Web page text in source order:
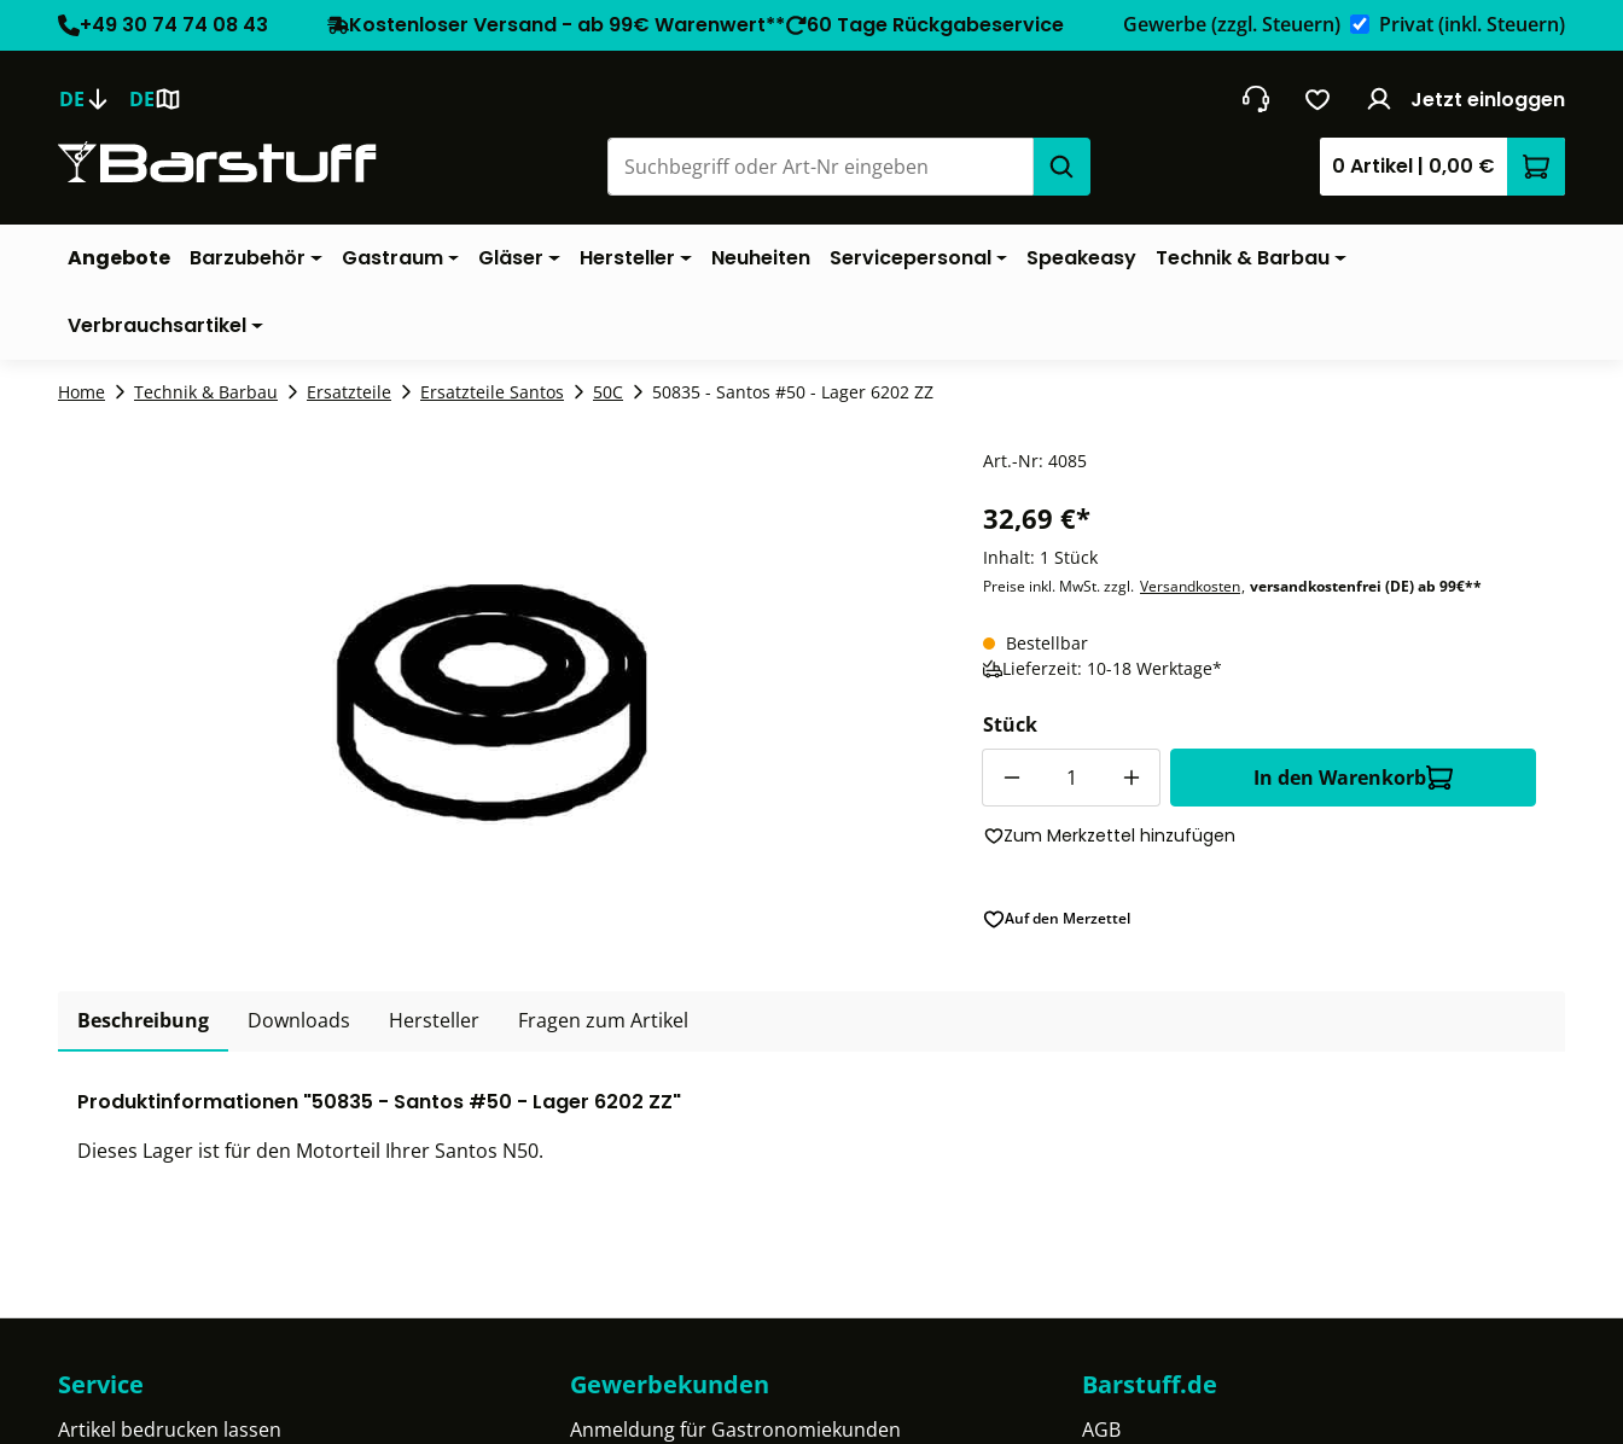
+49 30 74 74 08 43 Kostenloser Versand - ab 99€ Warenwert** 60 Tage Rückgabeservice Gewerbe(zzgl. Steuern) Privat(inkl. Steuern)
DE DE Jetzt einloggen
0 Artikel | 0,00 €
Angebote Barzubehör Gastraum Gläser Hersteller Neuheiten Servicepersonal Speakeasy Technik & Barbau
Verbrauchsartikel
Home Technik & Barbau Ersatzteile Ersatzteile Santos 50C 50835 - Santos #50 - Lager 6202 ZZ
Art.-Nr: 4085
32,69 €*
Inhalt: 1 Stück
Preise inkl. MwSt. zzgl. Versandkosten, versandkostenfrei (DE) ab 99€**
Bestellbar
Lieferzeit: 10-18 Werktage*
Stück
In den Warenkorb
Zum Merkzettel hinzufügen
Auf den Merzettel
Beschreibung Downloads Hersteller Fragen zum Artikel
Produktinformationen "50835 - Santos #50 - Lager 6202 ZZ"
Dieses Lager ist für den Motorteil Ihrer Santos N50.
Service
Artikel bedrucken lassen
Gewerbekunden
Anmeldung für Gastronomiekunden
Barstuff.de
AGB